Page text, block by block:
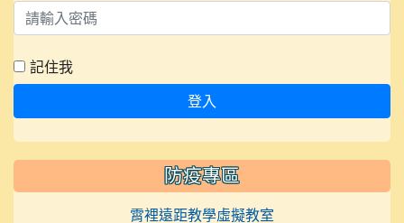
記住我
登入
防疫專區
霄裡遠距教學虛擬教室